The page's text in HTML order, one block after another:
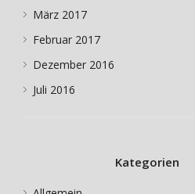
März 2017
Februar 2017
Dezember 2016
Juli 2016
Kategorien